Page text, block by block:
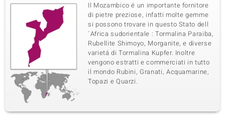
Il Mozambico é un importante fornitore
di pietre preziose, infatti molte gemme
si possono trovare in questo Stato dell
´Africa sudorientale : Tormalina Paraiba,
Rubellite Shimoyo, Morganite, e diverse
varietá di Tormalina Kupfer. Inoltre
vengono estratti e commerciati in tutto
il mondo Rubini, Granati, Acquamarine,
Topazi e Quarzi.